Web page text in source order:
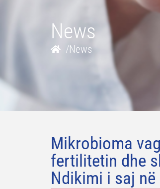
News
/News
Mikrobioma
fertilitetin dhe
Ndikimi i saj në